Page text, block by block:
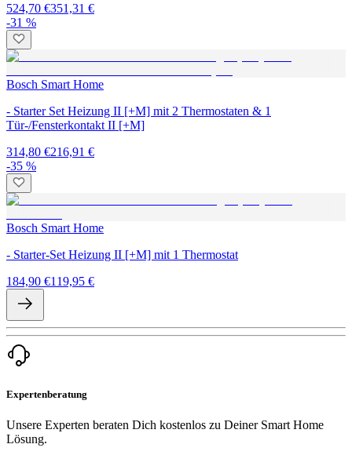
524,70 €351,31 €
-31 %
Bosch Smart Home
- Starter Set Heizung II [+M] mit 2 Thermostaten & 1
Tür-/Fensterkontakt II [+M]
314,80 €216,91 €
-35 %
Bosch Smart Home
- Starter-Set Heizung II [+M] mit 1 Thermostat
184,90 €119,95 €
Expertenberatung
Unsere Experten beraten Dich kostenlos zu Deiner Smart Home
Lösung.